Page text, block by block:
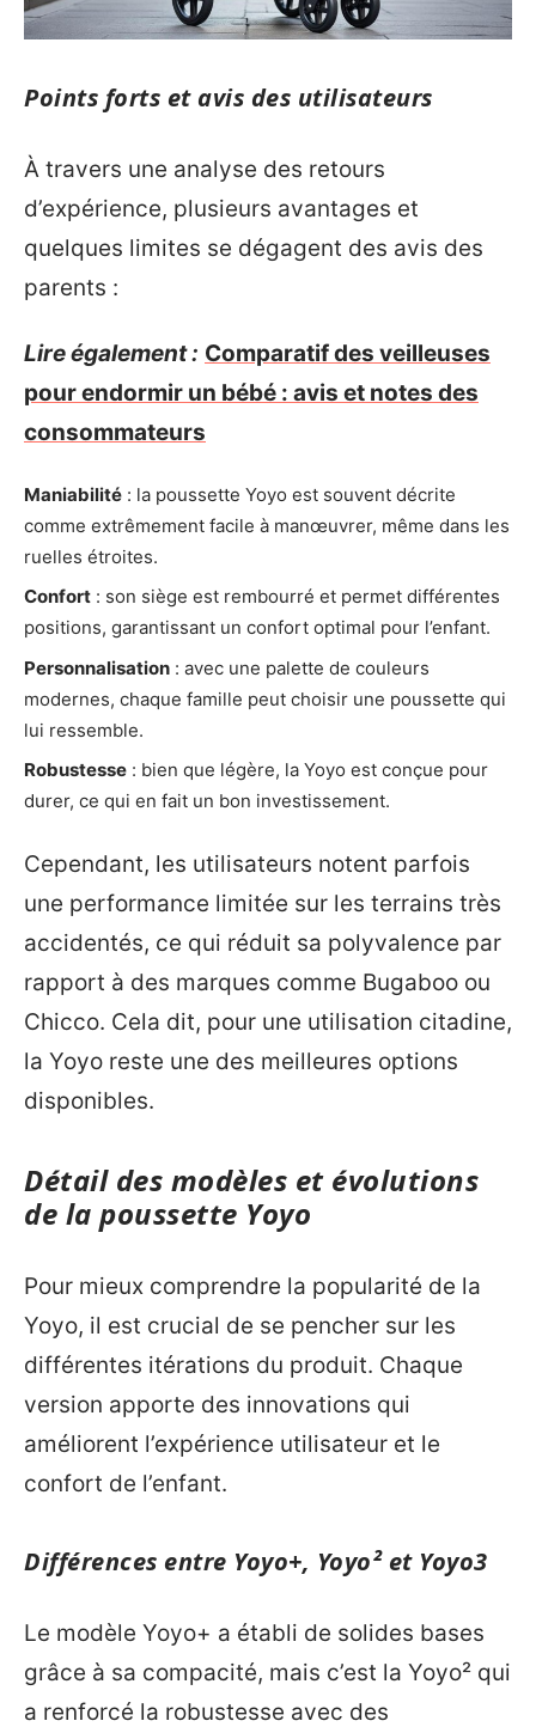
Points forts et avis des utilisateurs
À travers une analyse des retours
d’expérience, plusieurs avantages et
quelques limites se dégagent des avis des
parents :
Lire également : Comparatif des veilleuses
pour endormir un bébé : avis et notes des
consommateurs
Maniabilité : la poussette Yoyo est souvent décrite
comme extrêmement facile à manœuvrer, même dans les
ruelles étroites.
Confort : son siège est rembourré et permet différentes
positions, garantissant un confort optimal pour l’enfant.
Personnalisation : avec une palette de couleurs
modernes, chaque famille peut choisir une poussette qui
lui ressemble.
Robustesse : bien que légère, la Yoyo est conçue pour
durer, ce qui en fait un bon investissement.
Cependant, les utilisateurs notent parfois
une performance limitée sur les terrains très
accidentés, ce qui réduit sa polyvalence par
rapport à des marques comme Bugaboo ou
Chicco. Cela dit, pour une utilisation citadine,
la Yoyo reste une des meilleures options
disponibles.
Détail des modèles et évolutions
de la poussette Yoyo
Pour mieux comprendre la popularité de la
Yoyo, il est crucial de se pencher sur les
différentes itérations du produit. Chaque
version apporte des innovations qui
améliorent l’expérience utilisateur et le
confort de l’enfant.
Différences entre Yoyo+, Yoyo² et Yoyo3
Le modèle Yoyo+ a établi de solides bases
grâce à sa compacité, mais c’est la Yoyo² qui
a renforcé la robustesse avec des